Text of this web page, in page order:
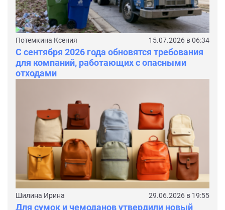
Потемкина Ксения 15.07.2026 в 06:34
С сентября 2026 года обновятся требования
для компаний, работающих с опасными
отходами
Шилина Ирина 29.06.2026 в 19:55
Для сумок и чемоданов утвердили новый